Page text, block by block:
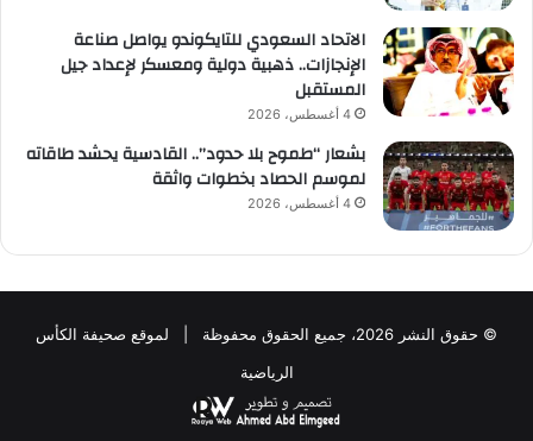
الاتحاد السعودي للتايكوندو يواصل صناعة
الإنجازات.. ذهبية دولية ومعسكر لإعداد جيل
المستقبل
4 أغسطس، 2026
بشعار “طموح بلا حدود”.. القادسية يحشد طاقاته
لموسم الحصاد بخطوات واثقة
4 أغسطس، 2026
© حقوق النشر 2026، جميع الحقوق محفوظة | لموقع صحيفة الكأس
الرياضية